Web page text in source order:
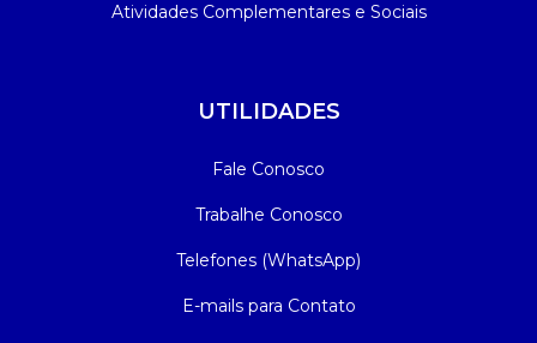
Atividades Complementares e Sociais
UTILIDADES
Fale Conosco
Trabalhe Conosco
Telefones (WhatsApp)
E-mails para Contato